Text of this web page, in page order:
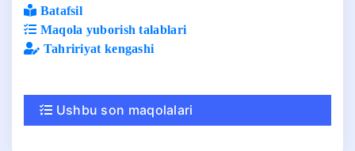
Batafsil
Maqola yuborish talablari
Tahririyat kengashi
Ushbu son maqolalari